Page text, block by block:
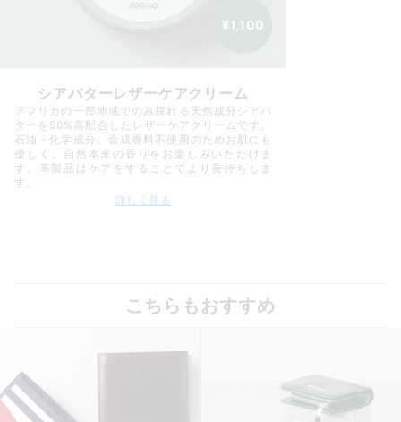
¥1,100
シアバターレザーケアクリーム
アフリカの一部地域でのみ採れる天然成分シアバ
ターを50%高配合したレザーケアクリームです。
石油・化学成分、合成香料不使用のためお肌にも
優しく、自然本来の香りをお楽しみいただけま
す。革製品はケアをすることでより長持ちしま
す。
詳しく見る
こちらもおすすめ